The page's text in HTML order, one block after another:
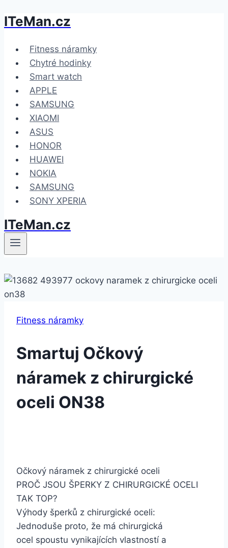
Přeskočit
obsah
ITeMan.cz
Fitness náramky
Chytré hodinky
Smart watch
APPLE
SAMSUNG
XIAOMI
ASUS
HONOR
HUAWEI
NOKIA
SAMSUNG
SONY XPERIA
ITeMan.cz
Fitness náramky
Smartuj Očkový
náramek z chirurgické
oceli ON38
Očkový náramek z chirurgické oceli
PROČ JSOU ŠPERKY Z CHIRURGICKÉ OCELI
TAK TOP?
Výhody šperků z chirurgické oceli:
Jednoduše proto, že má chirurgická
ocel spoustu vynikajících vlastností a